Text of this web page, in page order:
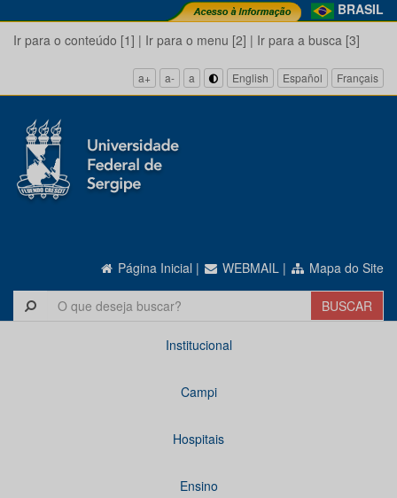
BRASIL
Ir para o conteúdo [1] | Ir para o menu [2] | Ir para a busca [3]
a+ a- a English Español Français
Página Inicial | WEBMAIL | Mapa do Site
Institucional
Campi
Hospitais
Ensino